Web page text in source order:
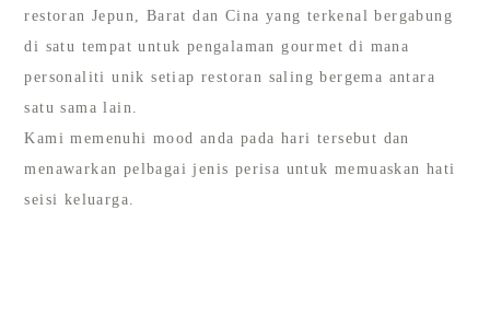
restoran Jepun, Barat dan Cina yang terkenal bergabung
di satu tempat untuk pengalaman gourmet di mana
personaliti unik setiap restoran saling bergema antara
satu sama lain.
Kami memenuhi mood anda pada hari tersebut dan
menawarkan pelbagai jenis perisa untuk memuaskan hati
seisi keluarga.